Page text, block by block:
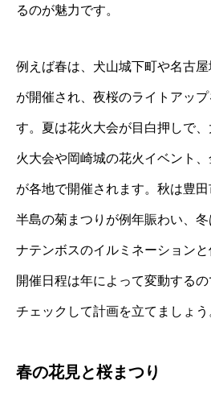
るのが魅力です。
例えば春は、犬山城下町や名古
が開催され、夜桜のライトアッ
す。夏は花火大会が目白押しで
火大会や岡崎城の花火イベント
が各地で開催されます。秋は豊
半島の菊まつりが例年賑わい、
ナテンボスのイルミネーションと
開催日程は年によって変動する
チェックして計画を立てましょう
春の花見と桜まつり